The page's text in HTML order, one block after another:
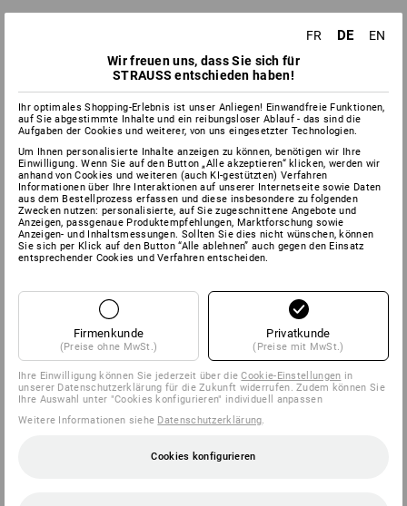
FR DE
EN
Wir freuen uns, dass Sie sich für
STRAUSS entschieden haben!
Ihr optimales Shopping-Erlebnis ist unser Anliegen! Einwandfreie Funktionen,
auf Sie abgestimmte Inhalte und ein reibungsloser Ablauf - das sind die
Aufgaben der Cookies und weiterer, von uns eingesetzter Technologien.
Um Ihnen personalisierte Inhalte anzeigen zu können, benötigen wir Ihre
Einwilligung. Wenn Sie auf den Button „Alle akzeptieren“ klicken, werden wir
anhand von Cookies und weiteren (auch KI-gestützten) Verfahren
Informationen über Ihre Interaktionen auf unserer Internetseite sowie Daten
aus dem Bestellprozess erfassen und diese insbesondere zu folgenden
Zwecken nutzen: personalisierte, auf Sie zugeschnittene Angebote und
Anzeigen, passgenaue Produktempfehlungen, Marktforschung sowie
Anzeigen- und Inhaltsmessungen. Sollten Sie dies nicht wünschen, können
Sie sich per Klick auf den Button “Alle ablehnen” auch gegen den Einsatz
entsprechender Cookies und Verfahren entscheiden.
Firmenkunde
(Preise ohne MwSt.)
Privatkunde
(Preise mit MwSt.)
Ihre Einwilligung können Sie jederzeit über dieCookie-Einstellungen in
unserer Datenschutzerklärung für die Zukunft widerrufen. Zudem können Sie
Ihre Auswahl unter "Cookies konfigurieren" individuell anpassen
Weitere Informationen siehe Datenschutzerklärung.
Cookies konfigurieren